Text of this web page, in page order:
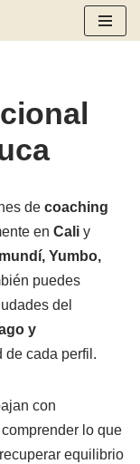
de coaching
en Cali y
Yumbo,
puedes
del
y
de cada perfil.
con
lo que
equilibrio